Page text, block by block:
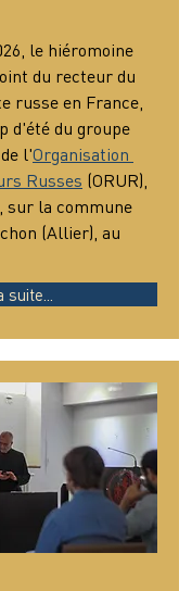
le hiéromoine
du recteur du
russe en France,
d'été du groupe
l'Organisation
Russes (ORUR),
sur la commune
(Allier), au